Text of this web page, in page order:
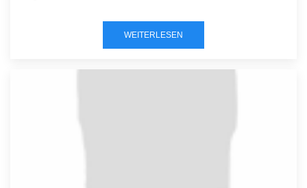
WEITERLESEN